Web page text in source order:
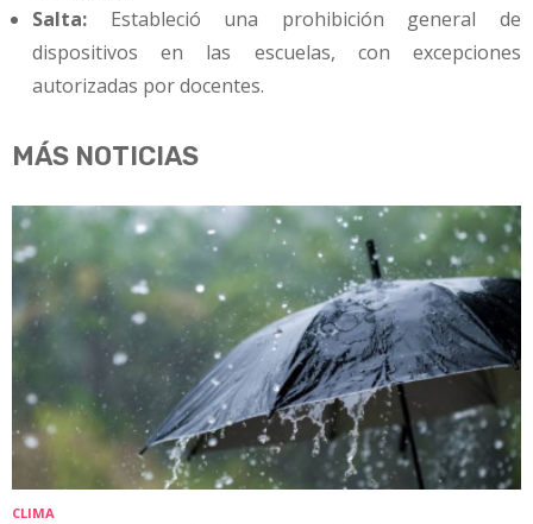
Salta: Estableció una prohibición general de
dispositivos en las escuelas, con excepciones
autorizadas por docentes.
MÁS NOTICIAS
CLIMA